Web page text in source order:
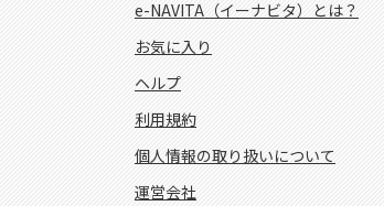
e-NAVITA（イーナビタ）とは？
お気に入り
ヘルプ
利用規約
個人情報の取り扱いについて
運営会社